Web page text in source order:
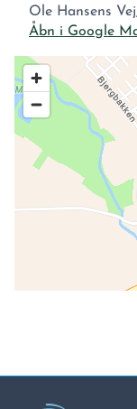
Ole Hansens
Åbn i Google